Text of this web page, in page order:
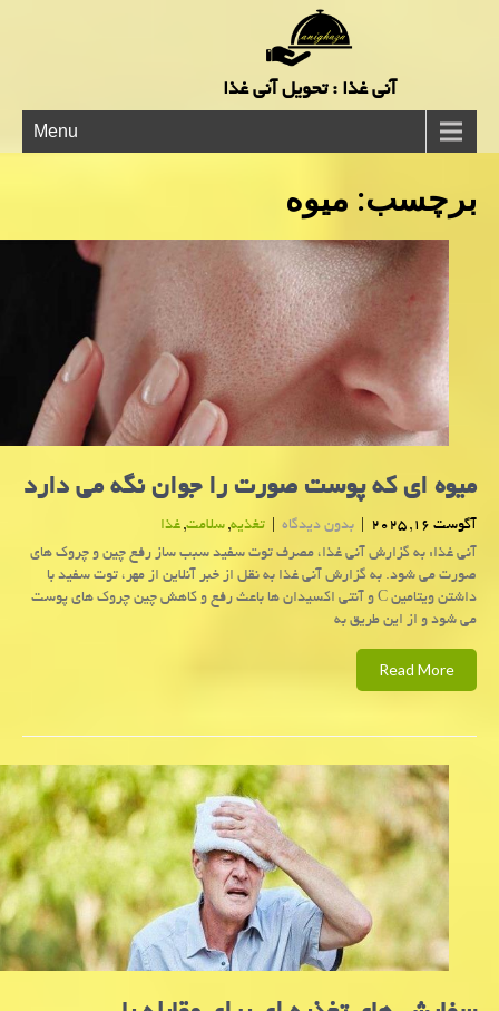
آنی غذا : تحویل آنی غذا
Menu
برچسب: میوه
میوه ای که پوست صورت را جوان نگه می دارد
آگوست 16, 2025 | بدون دیدگاه | تغذیه,سلامت,غذا
آنی غذا: به گزارش آنی غذا، مصرف توت سفید سبب ساز رفع چین و چروک های
صورت می شود. به گزارش آنی غذا به نقل از خبر آنلاین از مهر، توت سفید با
داشتن ویتامین C و آنتی اکسیدان ها باعث رفع و کاهش چین چروک های پوست
می شود و از این طریق به
Read More